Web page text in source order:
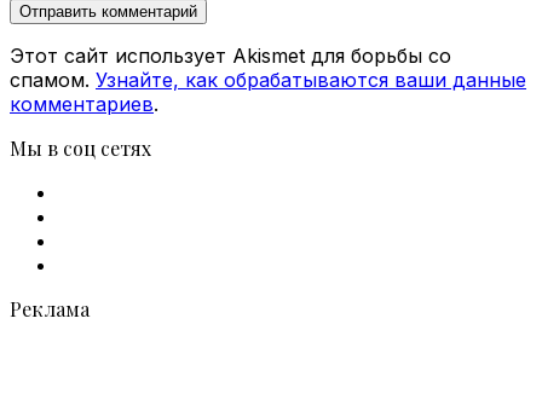
Этот сайт использует Akismet для борьбы со
спамом. Узнайте, как обрабатываются ваши данные
комментариев.
Мы в соц сетях
Реклама